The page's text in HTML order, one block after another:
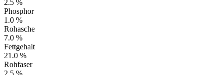
2.5 %
Phosphor
1.0 %
Rohasche
7.0 %
Fettgehalt
21.0 %
Rohfaser
2.5 %